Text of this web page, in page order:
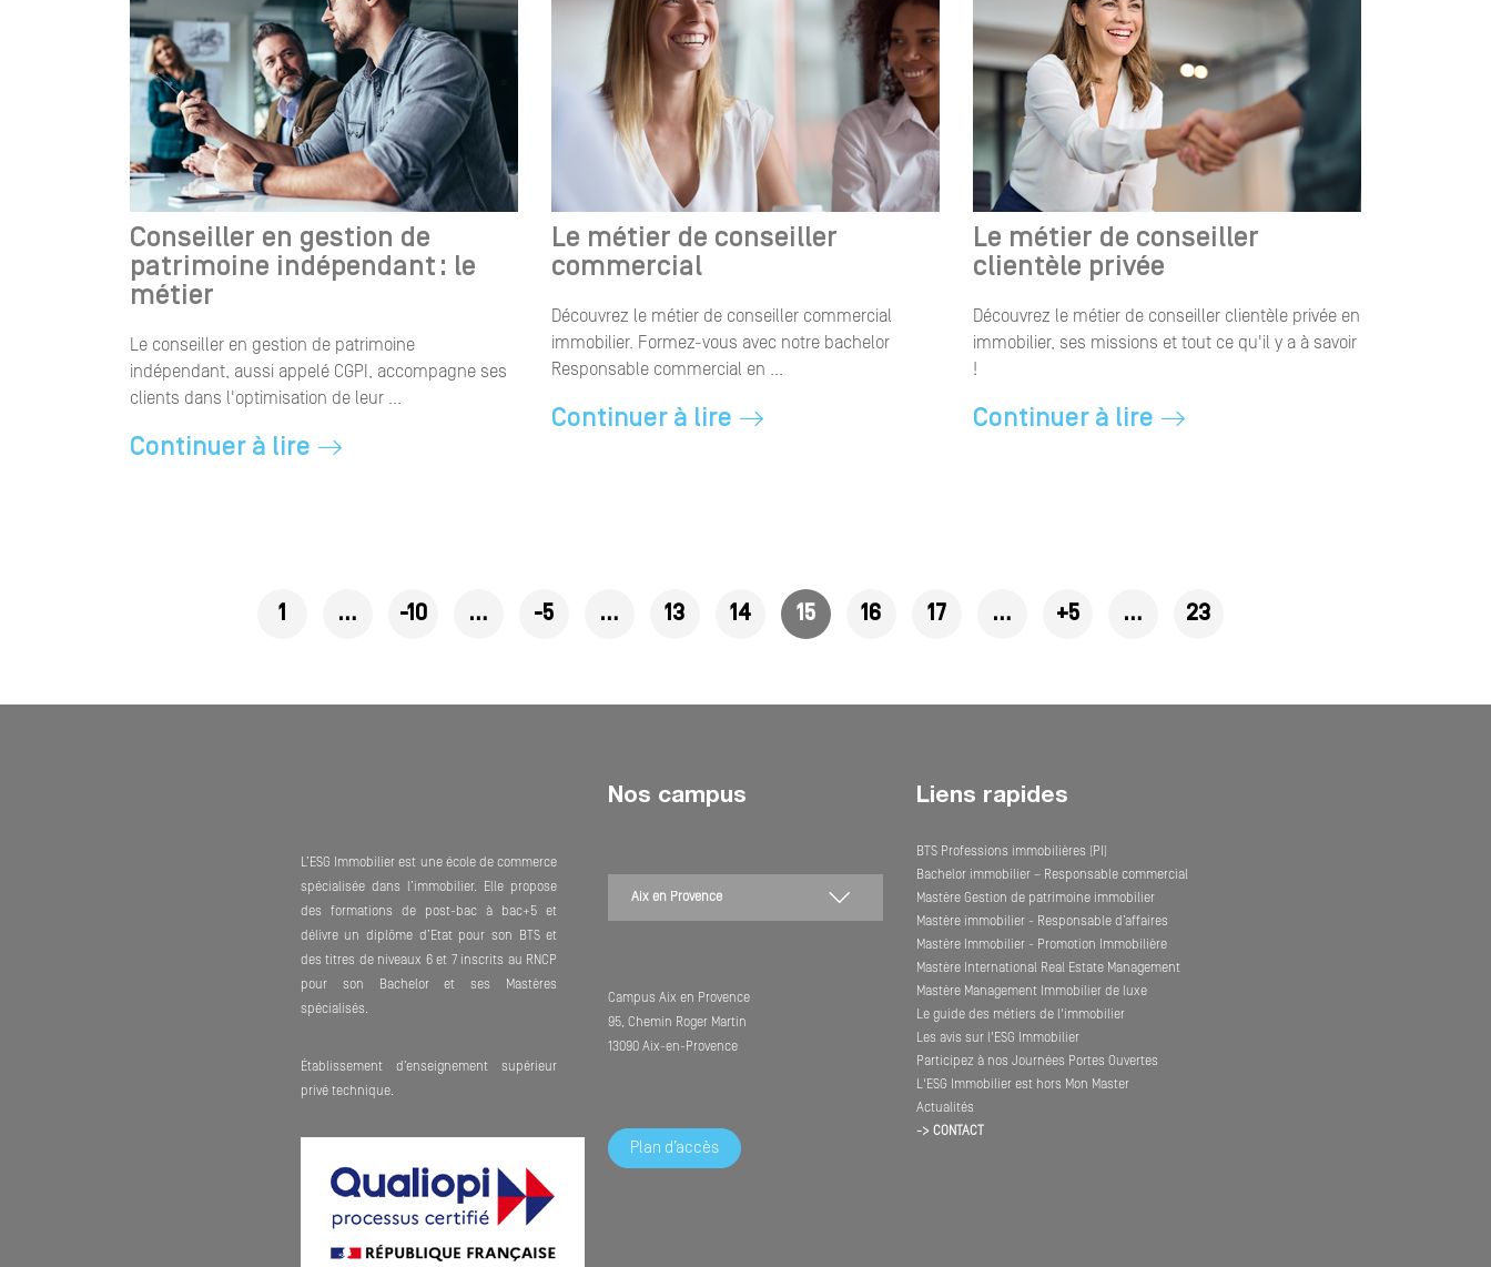
Conseiller en gestion de
patrimoine indépendant : le
métier
Le conseiller en gestion de patrimoine
indépendant, aussi appelé CGPI, accompagne ses
clients dans l'optimisation de leur ...
Continuer à lire
Le métier de conseiller
commercial
Découvrez le métier de conseiller commercial
immobilier. Formez-vous avec notre bachelor
Responsable commercial en ...
Continuer à lire
Le métier de conseiller
clientèle privée
Découvrez le métier de conseiller clientèle privée en
immobilier, ses missions et tout ce qu'il y a à savoir
!
Continuer à lire
Pages
1 … -10 … -5 … 13 14 15 16 17 … +5 … 23
L’ESG Immobilier est une école de commerce
spécialisée dans l’immobilier. Elle propose
des formations de post-bac à bac+5 et
délivre un diplôme d’Etat pour son BTS et
des titres de niveaux 6 et 7 inscrits au RNCP
pour son Bachelor et ses Mastères
spécialisés.
Établissement d’enseignement supérieur
privé technique.
Nos campus
Campus Aix en Provence
95, Chemin Roger Martin
13090 Aix-en-Provence
Plan d’accès
Liens rapides
BTS Professions immobilières (PI)
Bachelor immobilier – Responsable commercial
Mastère Gestion de patrimoine immobilier
Mastère immobilier - Responsable d’affaires
Mastère Immobilier - Promotion Immobilière
Mastère International Real Estate Management
Mastère Management Immobilier de luxe
Le guide des métiers de l'immobilier
Les avis sur l'ESG Immobilier
Participez à nos Journées Portes Ouvertes
L'ESG Immobilier est hors Mon Master
Actualités
-> CONTACT